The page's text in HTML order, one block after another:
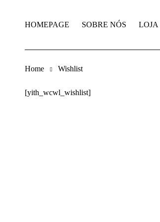
HOMEPAGE SOBRE NÓS LOJA
Home Wishlist
[yith_wcwl_wishlist]